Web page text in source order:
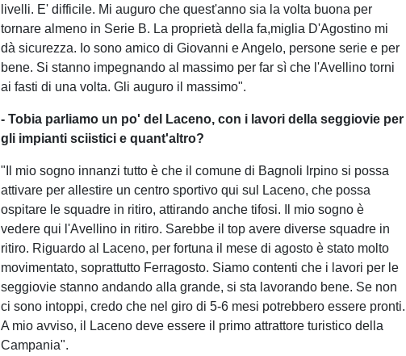
livelli. E' difficile. Mi auguro che quest'anno sia la volta buona per
tornare almeno in Serie B. La proprietà della fa,miglia D'Agostino mi
dà sicurezza. Io sono amico di Giovanni e Angelo, persone serie e per
bene. Si stanno impegnando al massimo per far sì che l'Avellino torni
ai fasti di una volta. Gli auguro il massimo".
- Tobia parliamo un po' del Laceno, con i lavori della seggiovie per
gli impianti sciistici e quant'altro?
"Il mio sogno innanzi tutto è che il comune di Bagnoli Irpino si possa
attivare per allestire un centro sportivo qui sul Laceno, che possa
ospitare le squadre in ritiro, attirando anche tifosi. Il mio sogno è
vedere qui l'Avellino in ritiro. Sarebbe il top avere diverse squadre in
ritiro. Riguardo al Laceno, per fortuna il mese di agosto è stato molto
movimentato, soprattutto Ferragosto. Siamo contenti che i lavori per le
seggiovie stanno andando alla grande, si sta lavorando bene. Se non
ci sono intoppi, credo che nel giro di 5-6 mesi potrebbero essere pronti.
A mio avviso, il Laceno deve essere il primo attrattore turistico della
Campania".